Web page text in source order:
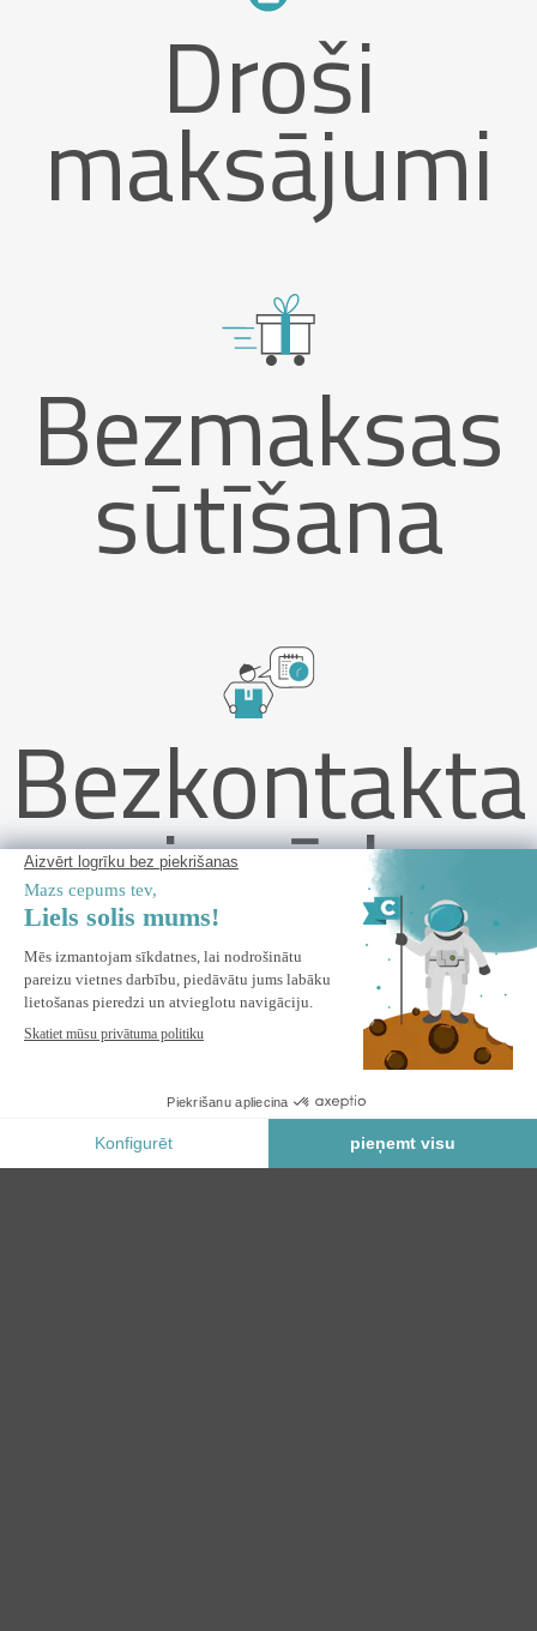
Droši
maksājumi
Bezmaksas
sūtīšana
Bezkontakta
piegāde
PIANA 3x2m brīvstāvoša bioklimatiskā pergola pelēkā alumīnija
krāsā ar 3 privātuma režģiem
Paziņot man, kad šis produkts atkal būs noliktavā.